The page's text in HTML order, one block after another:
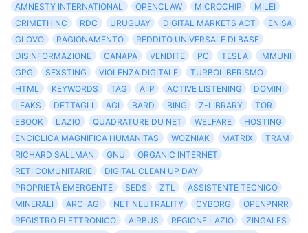
AMNESTY INTERNATIONAL
OPENCLAW MICROCHIP
MILEI
CRIMETHINC
RDC URUGUAY DIGITAL MARKETS ACT
ENISA
GLOVO
RAGIONAMENTO
REDDITO UNIVERSALE DI BASE
DISINFORMAZIONE
CANAPA VENDITE PC TESLA
IMMUNI
GPG
SEXSTING VIOLENZA DIGITALE
TURBOLIBERISMO
HTML
KEYWORDS TAG AIIP ACTIVE LISTENING
DOMINI
LEAKS
DETTAGLI AGI BARD BING Z-LIBRARY
TOR
EBOOK
LAZIO QUADRATURE DU NET WELFARE
HOSTING
ENCICLICA MAGNIFICA HUMANITAS
WOZNIAK MATRIX
TRAM
RICHARD SALLMAN
GNU
ORGANIC INTERNET
RETI COMUNITARIE
DIGITAL CLEAN UP DAY
PROPRIETÀ EMERGENTE
SEDS ZTL
ASSISTENTE TECNICO
MINERALI
ARC-AGI NET NEUTRALITY CYBORG
OPENPNRR
REGISTRO ELETTRONICO
AIRBUS REGIONE LAZIO
ZINGALES